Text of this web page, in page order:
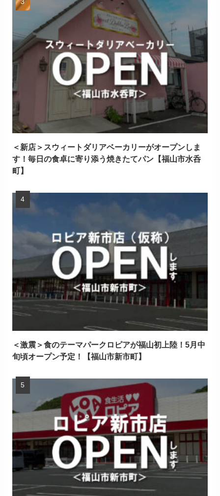
＜新店＞スウィートダリアベーカリーがオープンしま
す！毎日の食卓に寄り添う焼きたてパン【福山市水呑
町】
＜激震＞食のテーマパークロピアが福山初上陸！5月中
旬頃オープン予定！【福山市新市町】